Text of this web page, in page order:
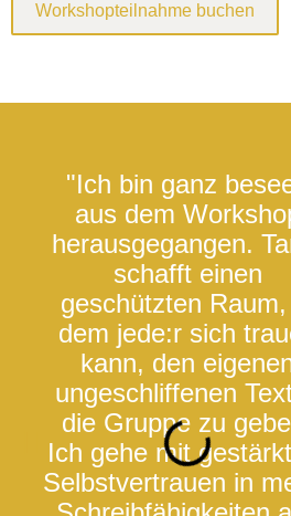
Workshopteilnahme buchen
"Ich bin ganz
aus dem
herausgegangen.
schafft einen
geschützten
dem jede:r sich
kann, den
ungeschliffenen
die Gruppe zu
Ich gehe mit
Selbstvertrauen in